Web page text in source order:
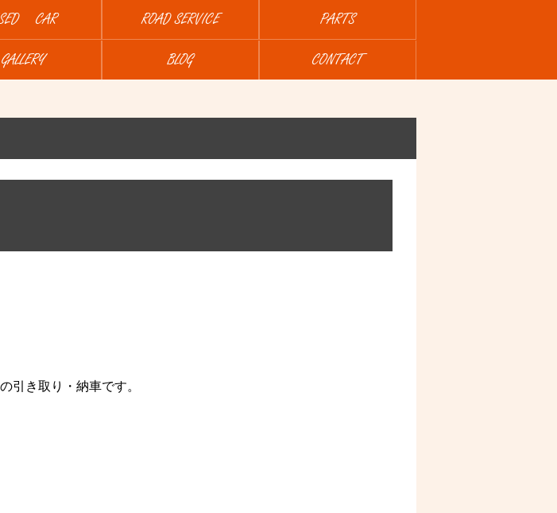
CAR ROAD SERVICE PARTS
GALLERY BLOG CONTACT
引き取り・納車です。